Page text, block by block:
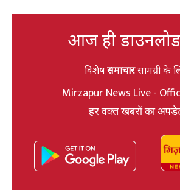
आज ही
विशेषसमाचारसामग्री के
Mirzapur News Live -
हर वक्त खबरों का